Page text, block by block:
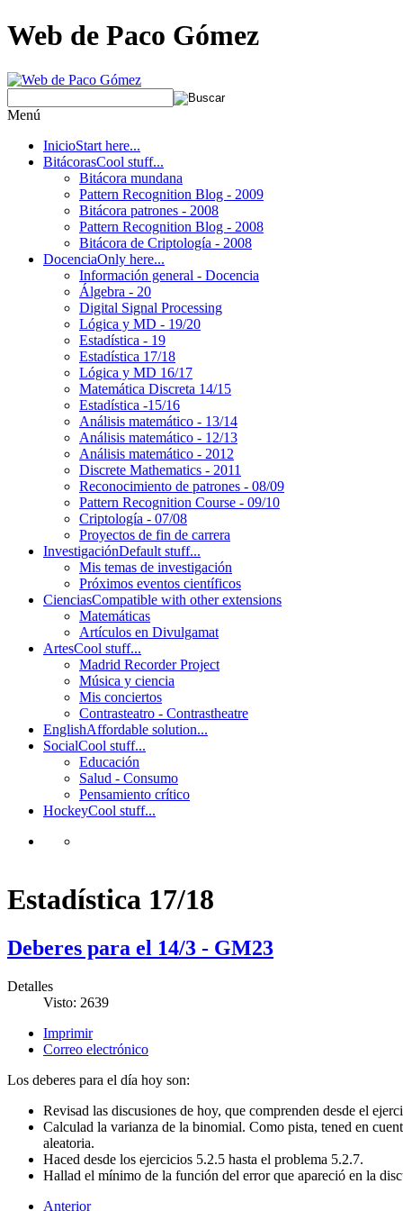
Web de Paco Gómez
Menú
InicioStart here...
BitácorasCool stuff...
Bitácora mundana
Pattern Recognition Blog - 2009
Bitácora patrones - 2008
Pattern Recognition Blog - 2008
Bitácora de Criptología - 2008
DocenciaOnly here...
Información general - Docencia
Álgebra - 20
Digital Signal Processing
Lógica y MD - 19/20
Estadística - 19
Estadística 17/18
Lógica y MD 16/17
Matemática Discreta 14/15
Estadística -15/16
Análisis matemático - 13/14
Análisis matemático - 12/13
Análisis matemático - 2012
Discrete Mathematics - 2011
Reconocimiento de patrones - 08/09
Pattern Recognition Course - 09/10
Criptología - 07/08
Proyectos de fin de carrera
InvestigaciónDefault stuff...
Mis temas de investigación
Próximos eventos científicos
CienciasCompatible with other extensions
Matemáticas
Artículos en Divulgamat
ArtesCool stuff...
Madrid Recorder Project
Música y ciencia
Mis conciertos
Contrasteatro - Contrastheatre
EnglishAffordable solution...
SocialCool stuff...
Educación
Salud - Consumo
Pensamiento crítico
HockeyCool stuff...
Estadística 17/18
Deberes para el 14/3 - GM23
Detalles
Visto: 2639
Imprimir
Correo electrónico
Los deberes para el día hoy son:
Revisad las discusiones de hoy, que comprenden desde el
Calculad la varianza de la binomial. Como pista, tened en
aleatoria.
Haced desde los ejercicios 5.2.5 hasta el problema 5.2.7.
Hallad el mínimo de la función del error que apareció en la
Anterior